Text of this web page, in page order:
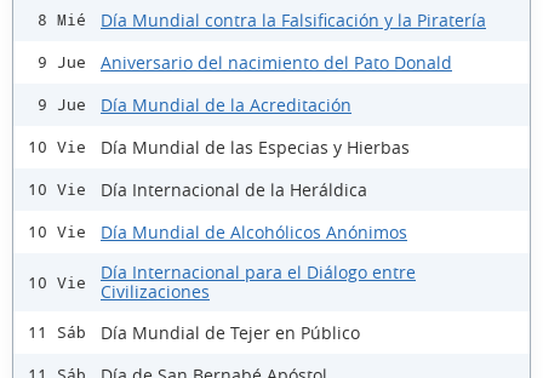
8 Mié Día Mundial contra la Falsificación y la Piratería
9 Jue Aniversario del nacimiento del Pato Donald
9 Jue Día Mundial de la Acreditación
10 Vie Día Mundial de las Especias y Hierbas
10 Vie Día Internacional de la Heráldica
10 Vie Día Mundial de Alcohólicos Anónimos
10 Vie
Día Internacional para el Diálogo entre
Civilizaciones
11 Sáb Día Mundial de Tejer en Público